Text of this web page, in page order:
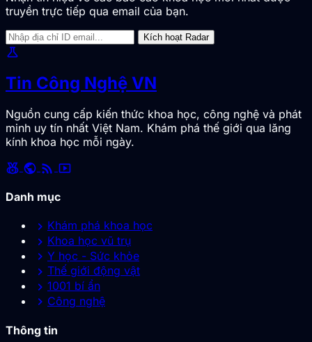
truyền trực tiếp qua email của bạn.
Kích hoạt Radar
science
Tin Công Nghệ VN
Nguồn cung cấp kiến thức khoa học, công nghệ và phát
minh uy tín nhất Việt Nam. Khám phá thế giới qua lăng
kính khoa học mỗi ngày.
social_leaderboard public rss_feed smart_display
Danh mục
chevron_right Khám phá khoa học
chevron_right Khoa học vũ trụ
chevron_right Y học - Sức khỏe
chevron_right Thế giới động vật
chevron_right 1001 bí ẩn
chevron_right Công nghệ
Thông tin